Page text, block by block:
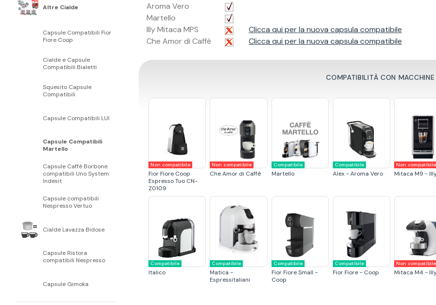
Altre Cialde
Capsule Compatibili Fior
Fiore Coop
Cialde e Capsule
Compatibili Bialetti
Squesito Capsule
Compatibili
Capsule Compatibili LUI
Capsule Compatibili
Martello
Capsule Caffè Borbone
compatibili Uno System
Indesit
Capsule compatibili
Nespresso Vertuo
Cialde Lavazza Bidose
Capsule Ristora
compatibili Nespresso
Capsule Gimoka
Aroma Vero
Martello
Illy Mitaca MPS
Clicca qui per la nuova capsula compatibile
Che Amor di Caffè
Clicca qui per la nuova capsula compatibile
COMPATIBILITÀ CON
Non compatibile
Fior Fiore Coop
Espresso Tuo CN-
Z0109
Non compatibile
Che Amor di Caffè
Compatibile
Martello
Compatibile
Alex - Aroma Vero
Non compatibile
Mitaca M9 -
Compatibile
Italico
Compatibile
Matica -
Espressitaliani
Compatibile
Fior Fiore Small -
Coop
Compatibile
Fior Fiore - Coop
Non compatibile
Mitaca M4 -